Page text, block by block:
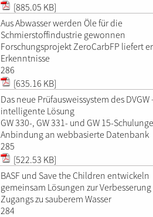
[885.05 KB]
Aus Abwasser werden Öle für die
Schmierstoffindustrie gewonnen
Forschungsprojekt ZeroCarbFP liefert
Erkenntnisse
286
[635.16 KB]
Das neue Prüfausweissystem des DVGW
intelligente Lösung
GW 330-, GW 331- und GW 15-
Anbindung an webbasierte Datenbank
285
[522.53 KB]
BASF und Save the Children entwickeln
gemeinsam Lösungen zur Verbesserung
Zugangs zu sauberem Wasser
284